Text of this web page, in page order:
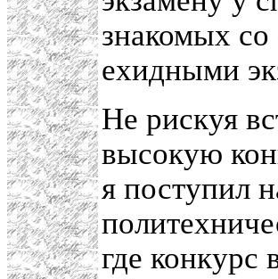
знакомых
ехидными
Не рискуя
высокую
я поступил
где конкурс